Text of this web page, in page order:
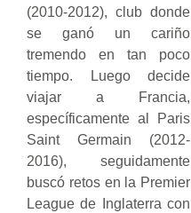
(2010-2012), club donde
se ganó un cariño
tremendo en tan poco
tiempo. Luego decide
viajar a Francia,
específicamente al Paris
Saint Germain (2012-
2016), seguidamente
buscó retos en la Premier
League de Inglaterra con